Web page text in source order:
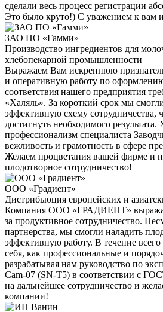
сделали весь процесс регистрации
Это было круто!) С уважением к вам
ЗАО ПО «Гамми»
Производство ингредиентов для
хлебопекарной промышленности
Выражаем Вам искреннюю
и оперативную работу по
соответствия нашего предприятия
«Халяль». За короткий срок мы
эффективную схему сотрудничества,
достигнуть необходимого
профессионализм специалиста
вежливость и грамотность в сфере
Желаем процветания вашей фирме и
плодотворное сотрудничество!
ООО «Градиент»
Дистрибьюция европейских и
Компания ООО «ГРАДИЕНТ»
за продуктивное сотрудничество.
партнерства, мы смогли наладить
эффективную работу. В течение
себя, как профессиональные и
разрабатывая нам руководство по
Cam-07 (SN-T5) в соответствии с
на дальнейшее сотрудничество и
компании!